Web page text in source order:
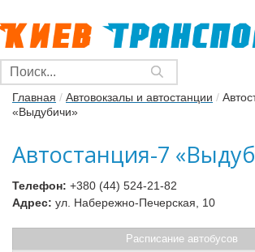
Главная / Автовокзалы и автостанции /
«Выдубичи»
Автостанция-7
Телефон: +380 (44) 524-21-82
Адрес: ул. Набережно-Печерская, 10
Расписание автобусов